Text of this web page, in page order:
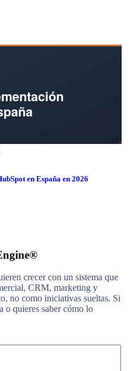
en España en 2026
crecer con un sistema que
CRM, marketing y
no como iniciativas sueltas. Si
o quieres saber cómo lo